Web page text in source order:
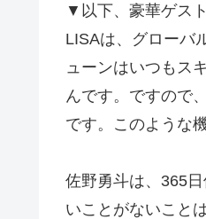
▼以下、豪華ゲス
LISAは、グローバ
ューンはいつもス
んです。ですので
です。このような
佐野勇斗は、365
いことがないこと